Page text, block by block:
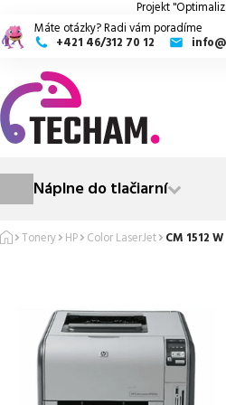
Projekt
Máte otázky? Radi vám poradíme
+421 46/312 70 12
Náplne do tlačiarní
Tonery HP Color LaserJet CM 1512 W